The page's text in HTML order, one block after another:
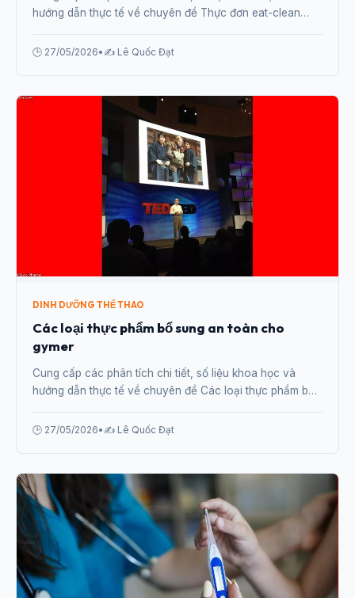
hướng dẫn thực tế về chuyên đề Thực đơn eat-clean
🕒 27/05/2026• ✍️ Lê Quốc Đạt
DINH DƯỠNG THỂ THAO
Các loại thực phẩm bổ sung an toàn cho
gymer
Cung cấp các phân tích chi tiết, số liệu khoa học và
hướng dẫn thực tế về chuyên đề Các loại thực phẩm bổ
🕒 27/05/2026• ✍️ Lê Quốc Đạt